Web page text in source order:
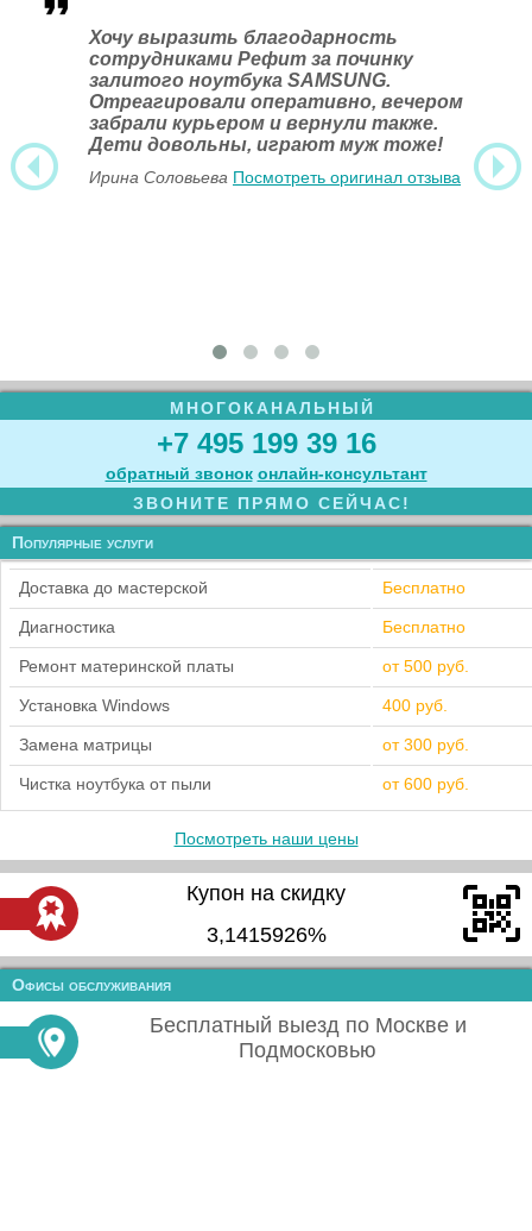
Хочу выразить благодарность
сотрудниками Рефит за починку
залитого ноутбука SAMSUNG.
Отреагировали оперативно, вечером
забрали курьером и вернули также.
Дети довольны, играют муж тоже!
Ирина Соловьева Посмотреть оригинал отзыва
МНОГОКАНАЛЬНЫЙ
+7 495 199 39 16
обратный звонок онлайн‑консультант
ЗВОНИТЕ ПРЯМО СЕЙЧАС!
Популярные услуги
Доставка до мастерской Бесплатно
Диагностика Бесплатно
Ремонт материнской платы от 500 руб.
Установка Windows 400 руб.
Замена матрицы от 300 руб.
Чистка ноутбука от пыли от 600 руб.
Посмотреть наши цены
Купон на скидку
3,1415926%
Офисы обслуживания
Бесплатный выезд по Москве и
Подмосковью